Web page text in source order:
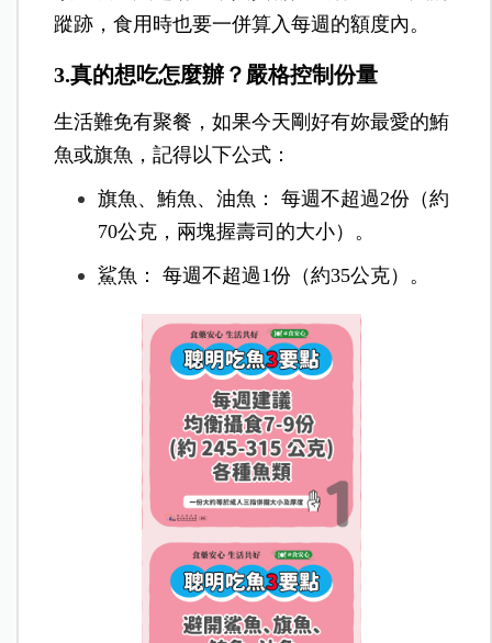
蹤跡，食用時也要一併算入每週的額度內。
3.真的想吃怎麼辦？嚴格控制份量
生活難免有聚餐，如果今天剛好有妳最愛的鮪
魚或旗魚，記得以下公式：
旗魚、鮪魚、油魚： 每週不超過2份（約
70公克，兩塊握壽司的大小）。
鯊魚： 每週不超過1份（約35公克）。